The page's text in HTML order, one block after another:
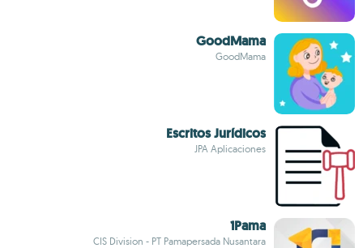
GoodMama
GoodMama
Escritos Jurídicos
JPA Aplicaciones
1Pama
CIS Division - PT Pamapersada Nusantara